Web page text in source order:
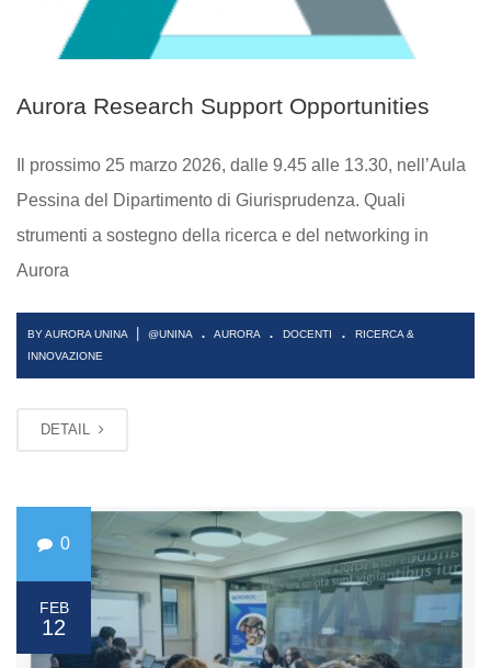
Aurora Research Support Opportunities
Il prossimo 25 marzo 2026, dalle 9.45 alle 13.30, nell’Aula
Pessina del Dipartimento di Giurisprudenza. Quali
strumenti a sostegno della ricerca e del networking in
Aurora
BY AURORA UNINA | @UNINA . AURORA . DOCENTI .
RICERCA &
INNOVAZIONE
DETAIL
0
FEB
12